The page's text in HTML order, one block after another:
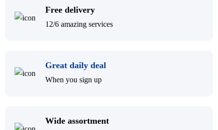
Free delivery
12/6 amazing services
Great daily deal
When you sign up
Wide assortment